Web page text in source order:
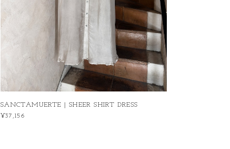
SANCTAMUERTE | SHEER SHIRT DRESS
¥37,156